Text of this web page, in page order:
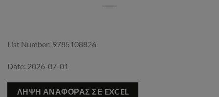
List Number: 9785108826
Date: 2026-07-01
ΛΉΨΗ ΑΝΑΦΟΡΆΣ ΣΕ EXCEL